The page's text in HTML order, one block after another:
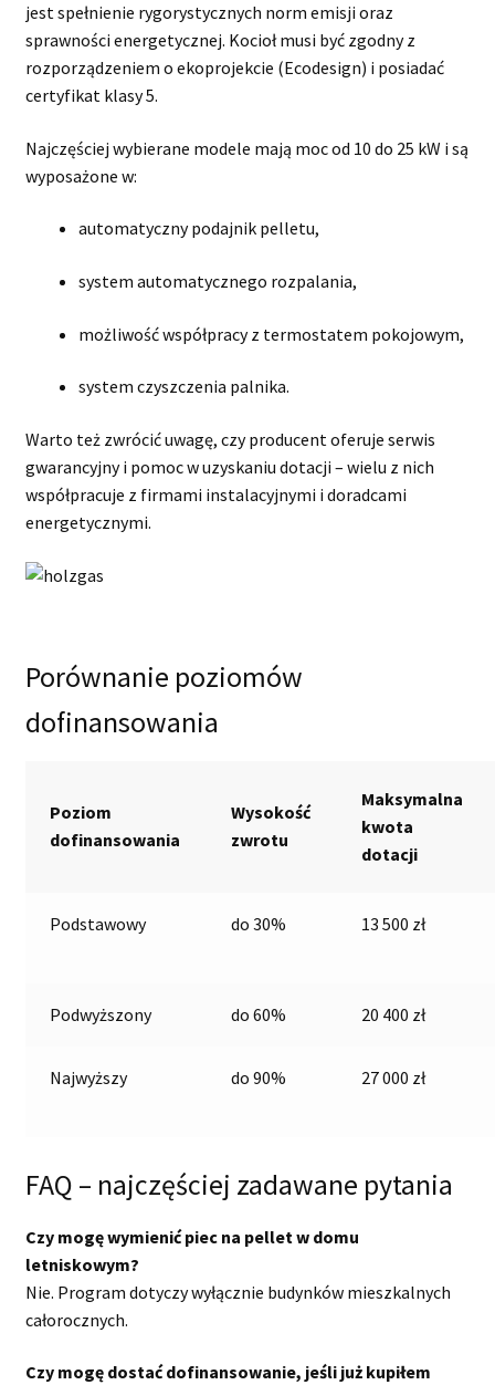
jest spełnienie rygorystycznych norm emisji oraz
sprawności energetycznej. Kocioł musi być zgodny z
rozporządzeniem o ekoprojekcie (Ecodesign) i posiadać
certyfikat klasy 5.
Najczęściej wybierane modele mają moc od 10 do 25 kW i są
wyposażone w:
automatyczny podajnik pelletu,
system automatycznego rozpalania,
możliwość współpracy z termostatem pokojowym,
system czyszczenia palnika.
Warto też zwrócić uwagę, czy producent oferuje serwis
gwarancyjny i pomoc w uzyskaniu dotacji – wielu z nich
współpracuje z firmami instalacyjnymi i doradcami
energetycznymi.
Porównanie poziomów
dofinansowania
Poziom
dofinansowania
Wysokość
zwrotu
Maksymalna
kwota
dotacji
Podstawowy do 30% 13 500 zł
Podwyższony do 60% 20 400 zł
Najwyższy do 90% 27 000 zł
FAQ – najczęściej zadawane pytania
Czy mogę wymienić piec na pellet w domu
letniskowym?
Nie. Program dotyczy wyłącznie budynków mieszkalnych
całorocznych.
Czy mogę dostać dofinansowanie, jeśli już kupiłem